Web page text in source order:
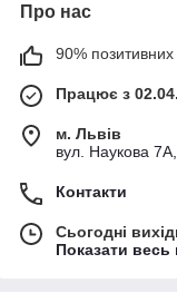
Про нас
90% позитивних
Працює з
м. Львів
вул. Наукова
Контакти
Сьогодні
Показати весь